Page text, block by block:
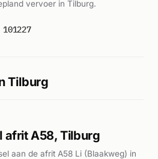
vervoer in Tilburg.
Tilburg
afrit A58, Tilburg
aan de afrit A58 Li (Blaakweg) in